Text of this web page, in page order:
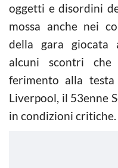
oggetti e disordini
mossa anche nei
della gara giocata
alcuni scontri
ferimento alla
Liverpool, il 53enne
in condizioni critiche.